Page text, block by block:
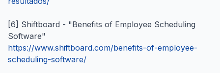
[6] Shiftboard - "Benefits of Employee Scheduling
Software"
https://www.shiftboard.com/benefits-of-employee-
scheduling-software/